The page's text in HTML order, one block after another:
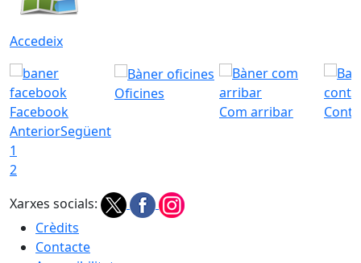
Accedeix
Facebook
Oficines
Com arribar
AnteriorSegüent
1
2
Xarxes socials:
Crèdits
Contacte